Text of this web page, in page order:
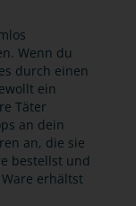
Wenn du
durch einen
ein
Täter
an dein
an, die sie
bestellst und
erhältst